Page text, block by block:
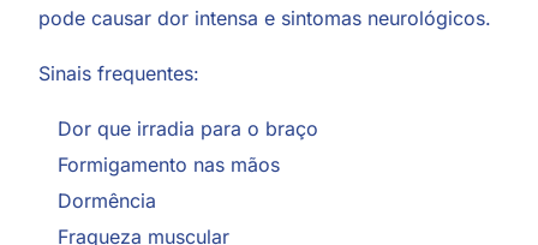
pode causar dor intensa e sintomas neurológicos.
Sinais frequentes:
Dor que irradia para o braço
Formigamento nas mãos
Dormência
Fraqueza muscular